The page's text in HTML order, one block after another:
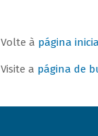
Volte à página
Visite a página de